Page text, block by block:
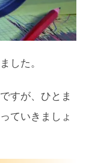
した。
すが、ひとま
ていきましょ